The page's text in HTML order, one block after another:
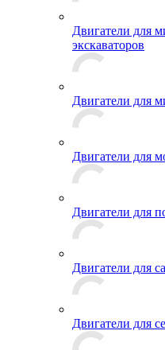
Двигатели для
экскаваторов
Двигатели для
Двигатели для
Двигатели для
Двигатели для
Двигатели для